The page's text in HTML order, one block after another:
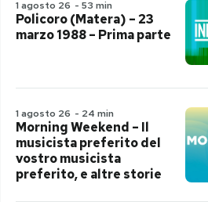
1 agosto 26 - 53 min
Policoro (Matera) – 23
marzo 1988 – Prima parte
1 agosto 26 - 24 min
Morning Weekend – Il
musicista preferito del
vostro musicista
preferito, e altre storie